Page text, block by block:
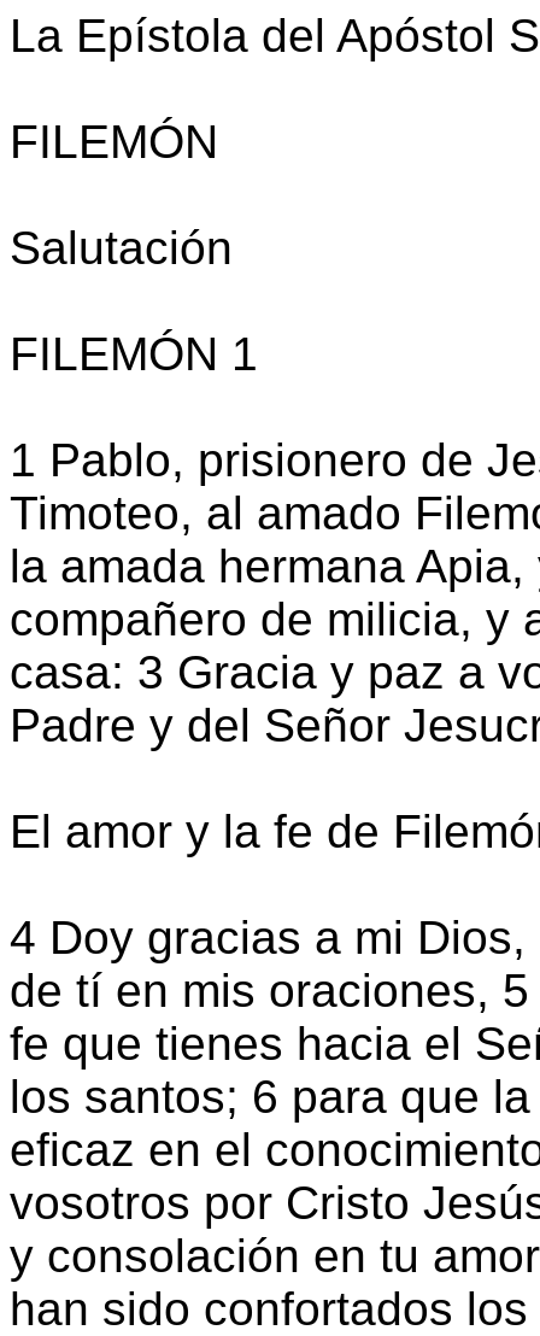
La Epístola del Apóstol
FILEMÓN
Salutación
FILEMÓN 1
1 Pablo, prisionero de
Timoteo, al amado
la amada hermana
compañero de milicia, y
casa: 3 Gracia y paz a
Padre y del Señor
El amor y la fe de
4 Doy gracias a mi
de tí en mis oraciones,
fe que tienes hacia el
los santos; 6 para que
eficaz en el
vosotros por Cristo
y consolación en tu
han sido confortados